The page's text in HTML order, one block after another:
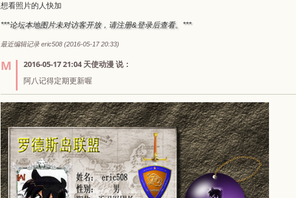
想看照片的人快加
***论坛本地图片未对访客开放，请注册&登录后查看。***
最近编辑记录 eric508 (2016-05-17 20:33)
2016-05-17 21:04 天使动漫 说：
阿八记得定期更新喔